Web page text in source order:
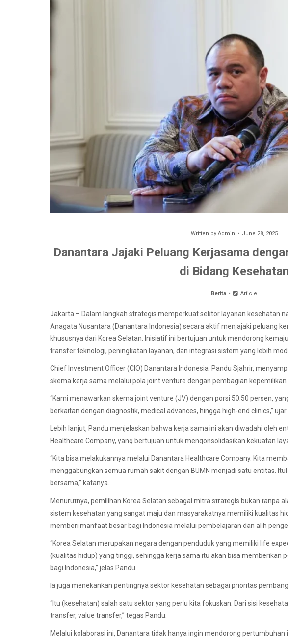
Written by Admin June 28, 2025
Danantara Jajaki Peluang Kerjasama
di Bidang Kesehatan
Berita Article
Jakarta – Dalam langkah strategis memperkuat sektor layanan kesehatan
Anagata Nusantara (Danantara Indonesia) secara aktif menjajaki peluang
khususnya dari Korea Selatan. Inisiatif ini bertujuan untuk mendorong
transfer teknologi, peningkatan layanan, dan integrasi sistem yang lebih
Chief Investment Officer (CIO) Danantara Indonesia, Pandu Sjahrir,
skema kerja sama melalui pola joint venture dengan pembagian kepemilikan
“Kami menawarkan skema joint venture (JV) dengan porsi 50:50 persen,
berkaitan dengan diagnostik, medical advances, hingga high-end clinics,” ujar
Lebih lanjut, Pandu menjelaskan bahwa kerja sama ini akan diwadahi oleh
Healthcare Company, yang bertujuan untuk mengonsolidasikan kekuatan
“Kita bisa melakukannya melalui Danantara Healthcare Company. Kita
menggabungkan semua rumah sakit dengan BUMN menjadi satu entitas.
bersama,” katanya.
Menurutnya, pemilihan Korea Selatan sebagai mitra strategis bukan tanpa
sistem kesehatan yang sangat maju dan masyarakatnya memiliki kualitas
memberi manfaat besar bagi Indonesia melalui pembelajaran dan alih
“Korea Selatan merupakan negara dengan penduduk yang memiliki life
(kualitas hidup) yang tinggi, sehingga kerja sama itu akan bisa memberikan
bagi Indonesia,” jelas Pandu.
Ia juga menekankan pentingnya sektor kesehatan sebagai prioritas
“Itu (kesehatan) salah satu sektor yang perlu kita fokuskan. Dari sisi
transfer, value transfer,” tegas Pandu.
Melalui kolaborasi ini, Danantara tidak hanya ingin mendorong